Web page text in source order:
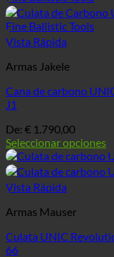
Vista Rápida
Armas Jakele
Cana de carbono
J1
De: € 1.790,00
Seleccionar opciones
Vista Rápida
Armas Mauser
Culata UNIC
66